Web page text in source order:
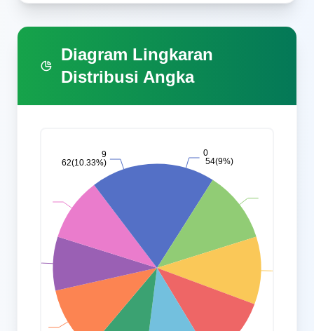
Diagram Lingkaran
Distribusi Angka